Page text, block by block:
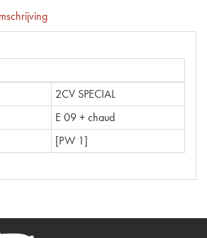
2CV SPECIAL
E 09 + chaud
[PW 1]